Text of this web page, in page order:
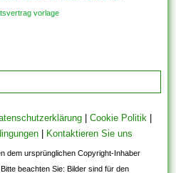
vorlage
| Cookie Politik
Kontaktieren Sie uns
dem ursprünglichen Copyright-Inhaber
beachten Sie: Bilder sind für den